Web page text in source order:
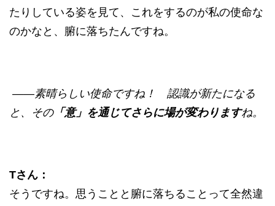
たりしている姿を見て、これをするのが私の使命な
のかなと、腑に落ちたんですね。
——素晴らしい使命ですね！ 認識が新たになる
と、その「意」を通じてさらに場が変わりますね。
Tさん：
そうですね。思うことと腑に落ちることって全然違